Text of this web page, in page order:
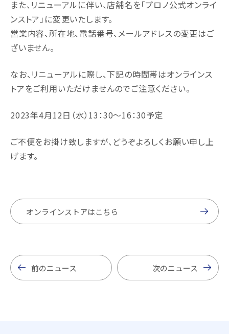
また、リニューアルに伴い、店舗名を「プロノ公式オンライ
ンストア」に変更いたします。
営業内容、所在地、電話番号、メールアドレスの変更はご
ざいません。
なお、リニューアルに際し、下記の時間帯はオンラインス
トアをご利用いただけませんのでご注意ください。
2023年4月12日（水）13：30～16：30予定
ご不便をお掛け致しますが、どうぞよろしくお願い申し上
げます。
オンラインストアはこちら
前のニュース 次のニュース